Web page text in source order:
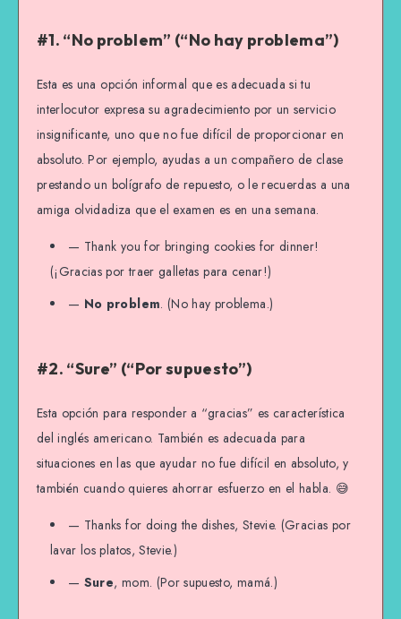
#1. “No problem” (“No hay problema”)
Esta es una opción informal que es adecuada si tu
interlocutor expresa su agradecimiento por un servicio
insignificante, uno que no fue difícil de proporcionar en
absoluto. Por ejemplo, ayudas a un compañero de clase
prestando un bolígrafo de repuesto, o le recuerdas a una
amiga olvidadiza que el examen es en una semana.
— Thank you for bringing cookies for dinner!
(¡Gracias por traer galletas para cenar!)
— No problem. (No hay problema.)
#2. “Sure” (“Por supuesto”)
Esta opción para responder a “gracias” es característica
del inglés americano. También es adecuada para
situaciones en las que ayudar no fue difícil en absoluto, y
también cuando quieres ahorrar esfuerzo en el habla. 😅
— Thanks for doing the dishes, Stevie. (Gracias por
lavar los platos, Stevie.)
— Sure, mom. (Por supuesto, mamá.)